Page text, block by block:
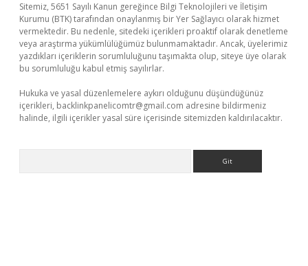
Sitemiz, 5651 Sayılı Kanun gereğince Bilgi Teknolojileri ve İletişim
Kurumu (BTK) tarafından onaylanmış bir Yer Sağlayıcı olarak hizmet
vermektedir. Bu nedenle, sitedeki içerikleri proaktif olarak denetleme
veya araştırma yükümlülüğümüz bulunmamaktadır. Ancak, üyelerimiz
yazdıkları içeriklerin sorumluluğunu taşımakta olup, siteye üye olarak
bu sorumluluğu kabul etmiş sayılırlar.
Hukuka ve yasal düzenlemelere aykırı olduğunu düşündüğünüz
içerikleri, backlinkpanelicomtr@gmail.com adresine bildirmeniz
halinde, ilgili içerikler yasal süre içerisinde sitemizden kaldırılacaktır.